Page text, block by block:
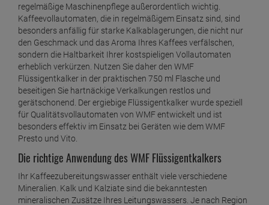
regelmäßige Maschinenpflege außerordentlich wichtig.
Kaffeevollautomaten, die in regelmäßigem Einsatz sind, sind
besonders anfällig für starke Kalkablagerungen, die nicht nur
den Geschmack und das Aroma Ihres Kaffees verfälschen,
sondern die Haltbarkeit Ihrer kostspieligen Vollautomaten
erheblich verkürzen. Nutzen Sie daher den WMF
Flüssigentkalker in der praktischen 750 ml Flasche und
beseitigen Sie hartnäckige Verkalkungen restlos und
gerätschonend. Der ergiebige Flüssigentkalker wurde speziell
für Qualitätsvollautomaten von WMF entwickelt und ist
besonders effektiv im Einsatz bei Geräten wie dem WMF
Presto und Vito.
Die richtige Anwendung des WMF Flüssigentkalkers
Ihr Kaffeezubereitungswasser enthält viele verschiedene
Mineralien. Kalk und Kalziate sind die bekanntesten
mineralischen Zusätze Ihres Leitungswassers. Je nach Region